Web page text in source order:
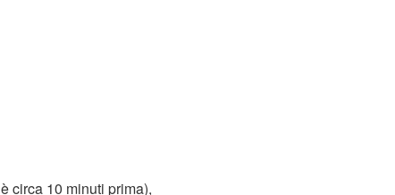
è circa 10 minuti prima),